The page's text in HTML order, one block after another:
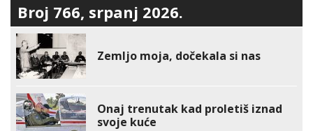
Broj 766, srpanj 2026.
Zemljo moja, dočekala si nas
Onaj trenutak kad proletiš iznad
svoje kuće